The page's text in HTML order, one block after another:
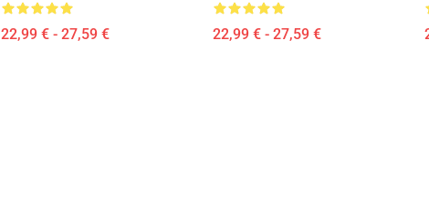
22,99 € - 27,59 € 22,99 € - 27,59 €